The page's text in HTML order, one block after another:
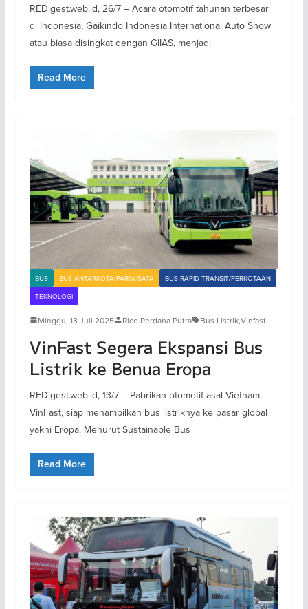
REDigest.web.id, 26/7 – Acara otomotif tahunan terbesar
di Indonesia, Gaikindo Indonesia International Auto Show
atau biasa disingkat dengan GIIAS, menjadi
Read More
BUS BUS ANTARKOTA/PARIWISATA
BUS RAPID TRANSIT/PERKOTAAN
TEKNOLOGI
Minggu, 13 Juli 2025 Rico Perdana Putra Bus Listrik,Vinfast
VinFast Segera Ekspansi Bus
Listrik ke Benua Eropa
REDigest.web.id, 13/7 – Pabrikan otomotif asal Vietnam,
VinFast, siap menampilkan bus listriknya ke pasar global
yakni Eropa. Menurut Sustainable Bus
Read More